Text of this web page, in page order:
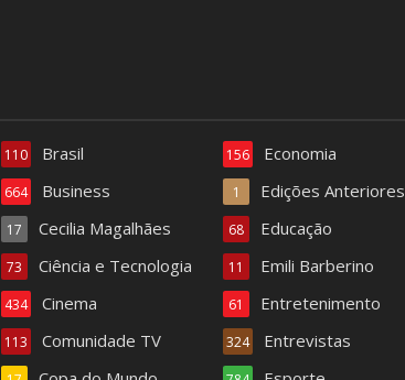
Brasil
110
Business
664
Cecilia Magalhães
17
Ciência e Tecnologia
73
Cinema
434
Comunidade TV
113
Economia
156
Edições Anteriores
1
Educação
68
Emili Barberino
11
Entretenimento
61
Entrevistas
324